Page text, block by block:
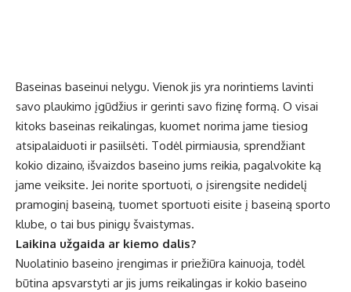
Baseinas baseinui nelygu. Vienok jis yra norintiems lavinti
savo plaukimo įgūdžius ir gerinti savo fizinę formą. O visai
kitoks baseinas reikalingas, kuomet norima jame tiesiog
atsipalaiduoti ir pasiilsėti. Todėl pirmiausia, sprendžiant
kokio dizaino, išvaizdos baseino jums reikia, pagalvokite ką
jame veiksite. Jei norite sportuoti, o įsirengsite nedidelį
pramoginį baseiną, tuomet sportuoti eisite į baseiną sporto
klube, o tai bus pinigų švaistymas.
Laikina užgaida ar kiemo dalis?
Nuolatinio baseino įrengimas ir priežiūra kainuoja, todėl
būtina apsvarstyti ar jis jums reikalingas ir kokio baseino